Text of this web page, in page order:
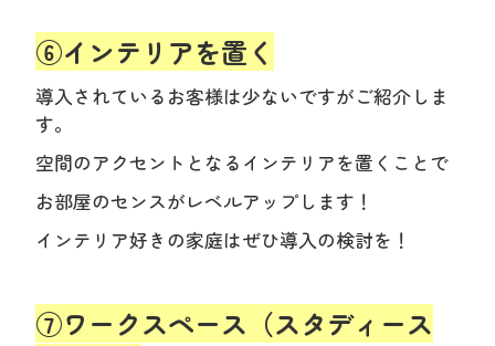
⑥インテリアを置く
導入されているお客様は少ないですがご紹介しま
す。
空間のアクセントとなるインテリアを置くことで
お部屋のセンスがレベルアップします！
インテリア好きの家庭はぜひ導入の検討を！
⑦ワークスペース（スタディース